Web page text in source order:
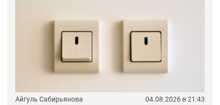
Айгуль Сабирьянова 04.08.2026 в 21:43